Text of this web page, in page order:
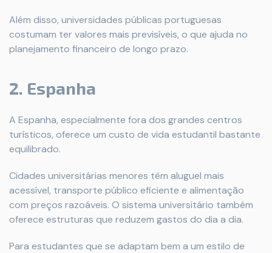
Além disso, universidades públicas portuguesas
costumam ter valores mais previsíveis, o que ajuda no
planejamento financeiro de longo prazo.
2. Espanha
A Espanha, especialmente fora dos grandes centros
turísticos, oferece um custo de vida estudantil bastante
equilibrado.
Cidades universitárias menores têm aluguel mais
acessível, transporte público eficiente e alimentação
com preços razoáveis. O sistema universitário também
oferece estruturas que reduzem gastos do dia a dia.
Para estudantes que se adaptam bem a um estilo de